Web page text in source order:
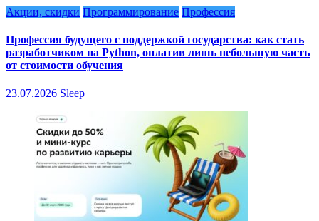
Акции, скидки Программирование Профессия
Профессия будущего с поддержкой государства: как стать
разработчиком на Python, оплатив лишь небольшую часть
от стоимости обучения
23.07.2026 Sleep